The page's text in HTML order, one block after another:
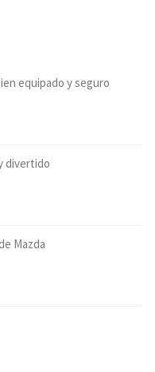
equipado y seguro
divertido
Mazda